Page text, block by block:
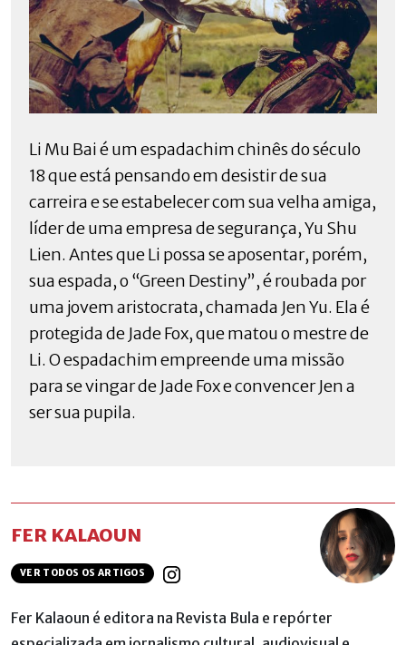
Li Mu Bai é um espadachim chinês do século
18 que está pensando em desistir de sua
carreira e se estabelecer com sua velha amiga,
líder de uma empresa de segurança, Yu Shu
Lien. Antes que Li possa se aposentar, porém,
sua espada, o “Green Destiny”, é roubada por
uma jovem aristocrata, chamada Jen Yu. Ela é
protegida de Jade Fox, que matou o mestre de
Li. O espadachim empreende uma missão
para se vingar de Jade Fox e convencer Jen a
ser sua pupila.
FER KALAOUN
VER TODOS OS ARTIGOS
Fer Kalaoun é editora na Revista Bula e repórter